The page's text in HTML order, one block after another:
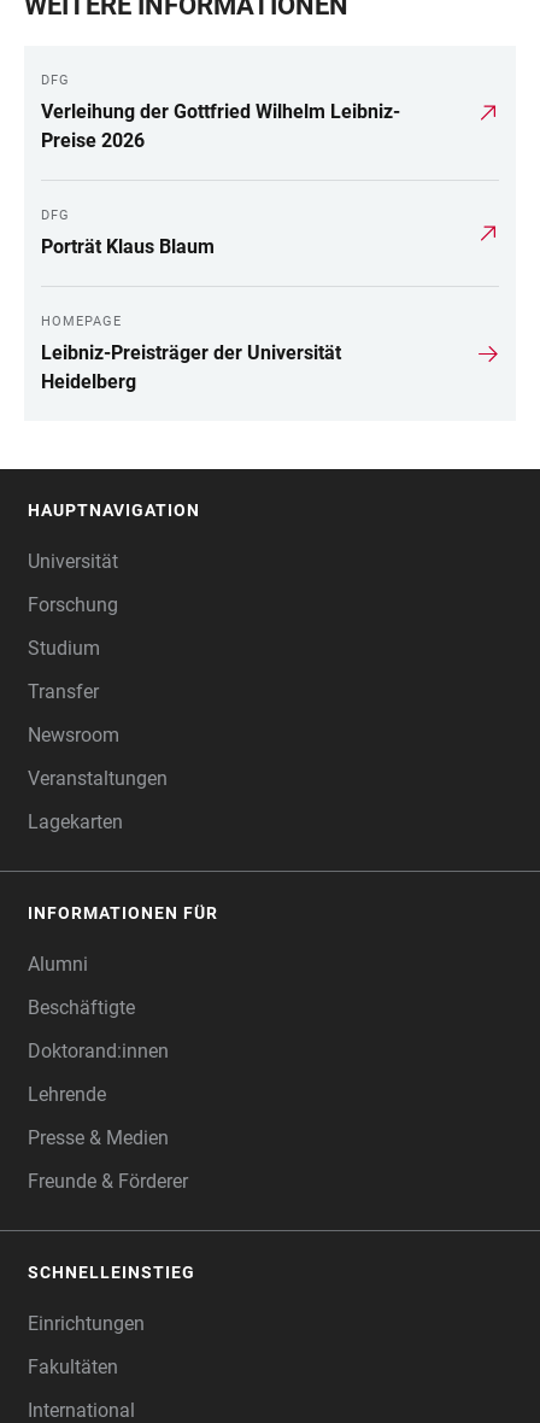
DFG
Verleihung der Gottfried Wilhelm Leibniz-
Preise 2026
DFG
Porträt Klaus Blaum
HOMEPAGE
Leibniz-Preisträger der Universität
Heidelberg
HAUPTNAVIGATION
Universität
Forschung
Studium
Transfer
Newsroom
Veranstaltungen
Lagekarten
INFORMATIONEN FÜR
Alumni
Beschäftigte
Doktorand:innen
Lehrende
Presse & Medien
Freunde & Förderer
SCHNELLEINSTIEG
Einrichtungen
Fakultäten
International